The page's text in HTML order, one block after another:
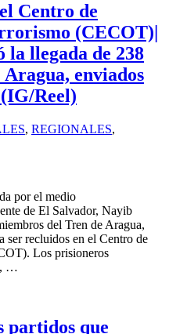
Centro de
(CECOT)|
la llegada de 238
enviados
(IG/Reel)
, REGIONALES,
por el medio
de El Salvador, Nayib
del Tren de Aragua,
ser recluidos en el Centro de
Los prisioneros
…
partidos que